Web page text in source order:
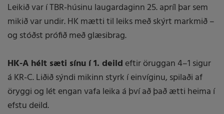
Leikið var í TBR-húsinu laugardaginn 25. apríl þar sem
mikið var undir. HK mætti til leiks með skýrt markmið –
og stóðst prófið með glæsibrag.
HK-A hélt sæti sínu í 1. deild eftir öruggan 4–1 sigur
á KR-C. Liðið sýndi mikinn styrk í einvíginu, spilaði af
öryggi og lét engan vafa leika á því að það ætti heima í
efstu deild.